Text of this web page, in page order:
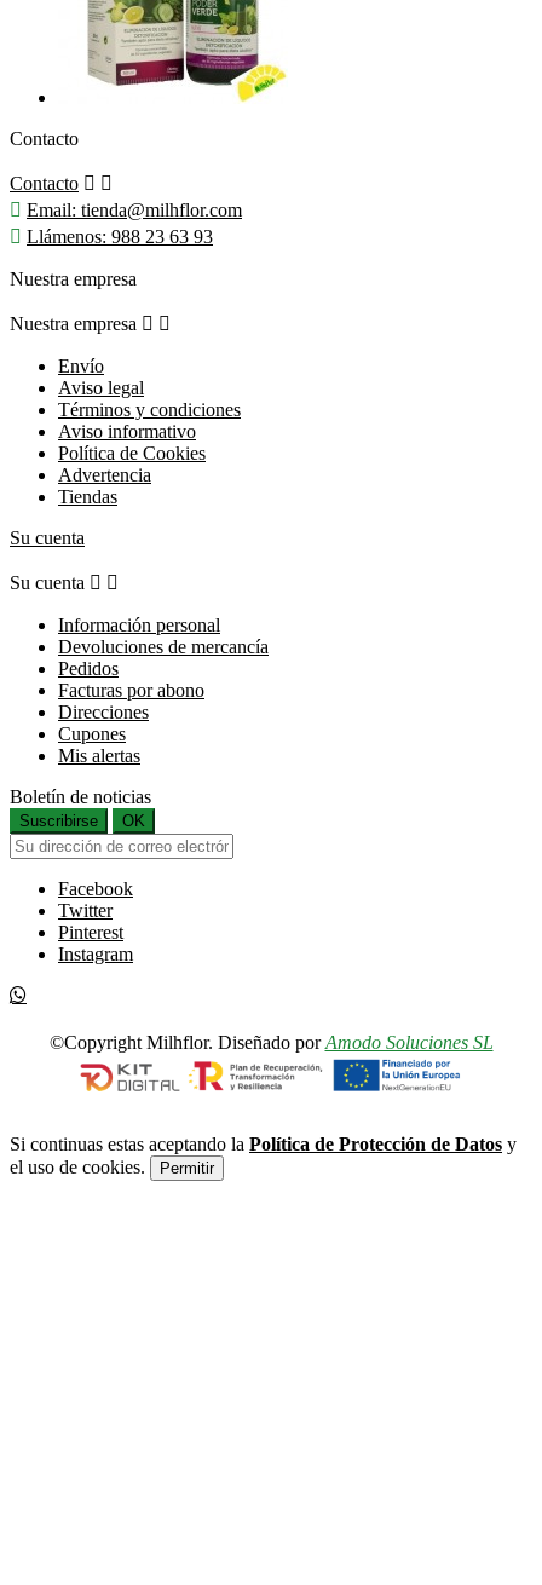
Contacto
Contacto  
 Email: tienda@milhflor.com
 Llámenos: 988 23 63 93
Nuestra empresa
Nuestra empresa  
Envío
Aviso legal
Términos y condiciones
Aviso informativo
Política de Cookies
Advertencia
Tiendas
Su cuenta
Su cuenta  
Información personal
Devoluciones de mercancía
Pedidos
Facturas por abono
Direcciones
Cupones
Mis alertas
Boletín de noticias
Suscribirse OK
Facebook
Twitter
Pinterest
Instagram
©Copyright Milhflor. Diseñado porAmodo Soluciones SL
Si continuas estas aceptando la Política de Protección de Datos y
el uso de cookies.
Permitir